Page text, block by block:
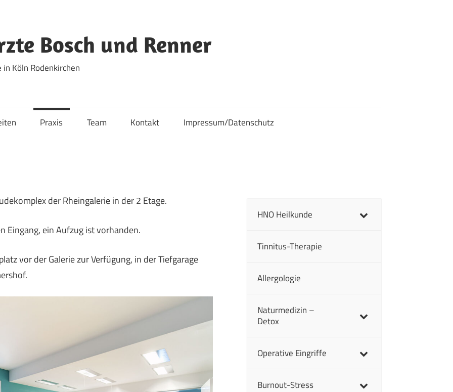
Bosch und Renner
Köln Rodenkirchen
Praxis Team Kontakt Impressum/Datenschutz
der Rheingalerie in der 2 Etage.
Eingang, ein Aufzug ist vorhanden.
vor der Galerie zur Verfügung, in der Tiefgarage
HNO Heilkunde
Tinnitus-Therapie
Allergologie
Naturmedizin –
Detox
Operative Eingriffe
Burnout-Stress